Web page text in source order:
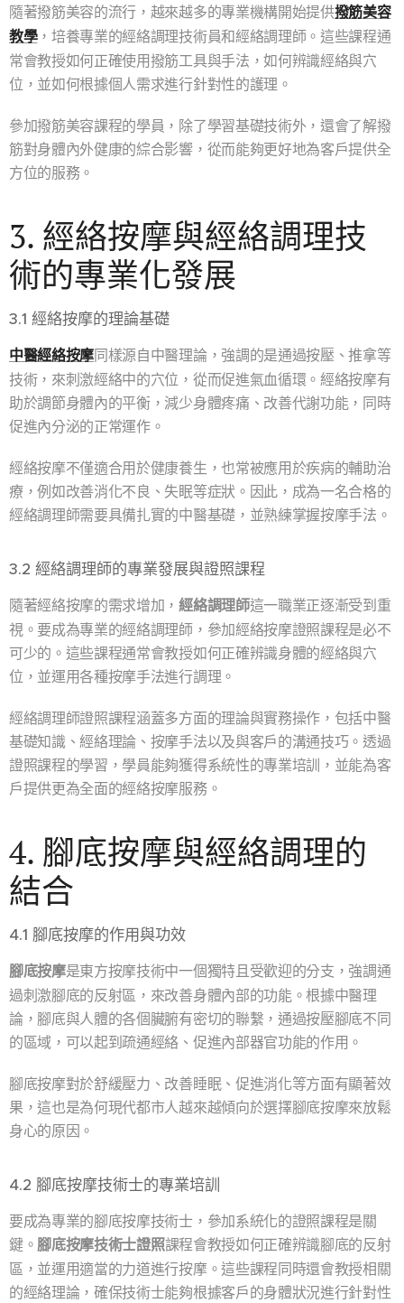
隨著撥筋美容的流行，越來越多的專業機構開始提供撥筋美容
教學，培養專業的經絡調理技術員和經絡調理師。這些課程通
常會教授如何正確使用撥筋工具與手法，如何辨識經絡與穴
位，並如何根據個人需求進行針對性的護理。
參加撥筋美容課程的學員，除了學習基礎技術外，還會了解撥
筋對身體內外健康的綜合影響，從而能夠更好地為客戶提供全
方位的服務。
3. 經絡按摩與經絡調理技
術的專業化發展
3.1 經絡按摩的理論基礎
中醫經絡按摩同樣源自中醫理論，強調的是通過按壓、推拿等
技術，來刺激經絡中的穴位，從而促進氣血循環。經絡按摩有
助於調節身體內的平衡，減少身體疼痛、改善代謝功能，同時
促進內分泌的正常運作。
經絡按摩不僅適合用於健康養生，也常被應用於疾病的輔助治
療，例如改善消化不良、失眠等症狀。因此，成為一名合格的
經絡調理師需要具備扎實的中醫基礎，並熟練掌握按摩手法。
3.2 經絡調理師的專業發展與證照課程
隨著經絡按摩的需求增加，經絡調理師這一職業正逐漸受到重
視。要成為專業的經絡調理師，參加經絡按摩證照課程是必不
可少的。這些課程通常會教授如何正確辨識身體的經絡與穴
位，並運用各種按摩手法進行調理。
經絡調理師證照課程涵蓋多方面的理論與實務操作，包括中醫
基礎知識、經絡理論、按摩手法以及與客戶的溝通技巧。透過
證照課程的學習，學員能夠獲得系統性的專業培訓，並能為客
戶提供更為全面的經絡按摩服務。
4. 腳底按摩與經絡調理的
結合
4.1 腳底按摩的作用與功效
腳底按摩是東方按摩技術中一個獨特且受歡迎的分支，強調通
過刺激腳底的反射區，來改善身體內部的功能。根據中醫理
論，腳底與人體的各個臟腑有密切的聯繫，通過按壓腳底不同
的區域，可以起到疏通經絡、促進內部器官功能的作用。
腳底按摩對於舒緩壓力、改善睡眠、促進消化等方面有顯著效
果，這也是為何現代都市人越來越傾向於選擇腳底按摩來放鬆
身心的原因。
4.2 腳底按摩技術士的專業培訓
要成為專業的腳底按摩技術士，參加系統化的證照課程是關
鍵。 腳底按摩技術士證照課程會教授如何正確辨識腳底的反射
區，並運用適當的力道進行按摩。這些課程同時還會教授相關
的經絡理論，確保技術士能夠根據客戶的身體狀況進行針對性